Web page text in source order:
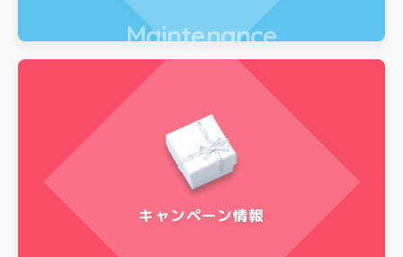
Maintenance
キャンペーン情報